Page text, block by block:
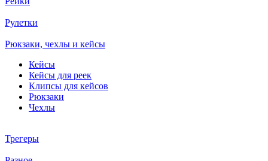
Рулетки
Рюкзаки, чехлы и кейсы
Кейсы
Кейсы для реек
Клипсы для кейсов
Рюкзаки
Чехлы
Трегеры